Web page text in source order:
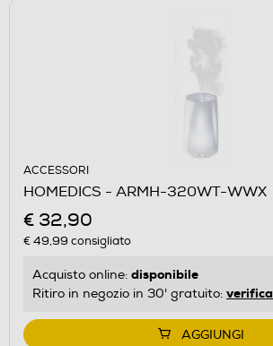
ACCESSORI
HOMEDICS - ARMH-320WT-WWX
€ 32,90
€ 49,99 consigliato
Acquisto online: disponibile
Ritiro in negozio in 30' gratuito: verifica
AGGIUNGI